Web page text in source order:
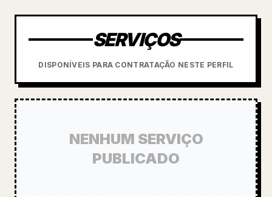
SERVIÇOS
DISPONÍVEIS PARA CONTRATAÇÃO NESTE PERFIL
NENHUM SERVIÇO
PUBLICADO